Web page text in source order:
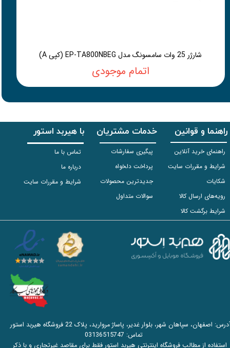
شارژر 25 وات سامسونگ مدل EP-TA800NBEG (کپی A)
اتمام موجودی
راهنما و قوانین
راهنمای خرید آنلاین
شرایط و مقررات سایت
شکایات
رویه‌های ارسال کالا
شرایط برگشت کالا
خدمات مشتریان
پیگیری سفارشات
پرداخت دلخواه
جدیدترین محصولات
سوالات متداول
با هیربد استور
تماس با ما
درباره ما
شرایط و مقررات سایت
آدرس: اصفهان، سپاهان شهر، بلوار غدیر، پاساژ مروارید، پلاک 22 فروشگاه هیربد استور
تماس: 03136515747
استفاده از مطالب فروشگاه اینترنتی هیربد استور فقط برای مقاصد غیرتجاری و با ذکر